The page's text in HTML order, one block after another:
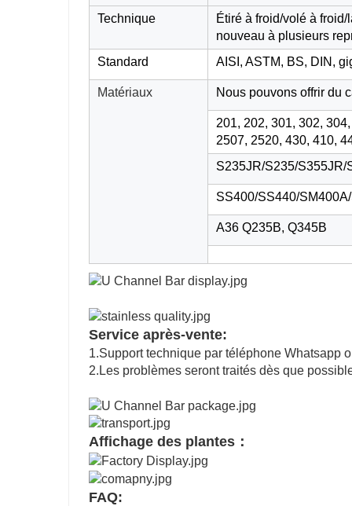
Technique
Étiré à froid/volé à
nouveau à plusieurs
Standard
AISI, ASTM, BS, DIN,
Matériaux Nous pouvons offrir du
201, 202, 301, 302,
2507, 2520, 430, 410,
S235JR/S235/S355JR/
SS400/SS440/
A36 Q235B, Q345B
Service après-vente:
1.Support technique par téléphone Whatsapp
2.Les problèmes seront traités dès que
Affichage des plantes：
FAQ: